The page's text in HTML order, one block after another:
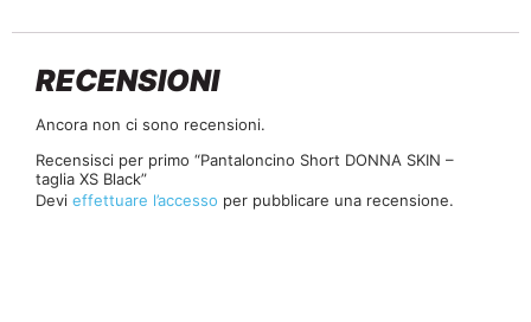
RECENSIONI
Ancora non ci sono recensioni.
Recensisci per primo “Pantaloncino Short DONNA SKIN –
taglia XS Black”
Devi effettuare l’accesso per pubblicare una recensione.